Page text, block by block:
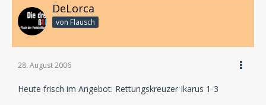
DeLorca
von Flausch
28. August 2006
Heute frisch im Angebot: Rettungskreuzer Ikarus 1-3